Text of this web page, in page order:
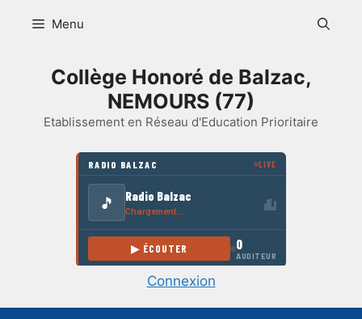
Menu
Collège Honoré de Balzac,
NEMOURS (77)
Etablissement en Réseau d'Education Prioritaire
Connexion